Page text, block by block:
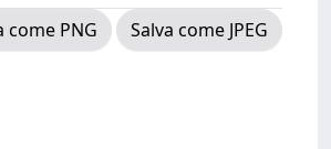
come PNG Salva come JPEG